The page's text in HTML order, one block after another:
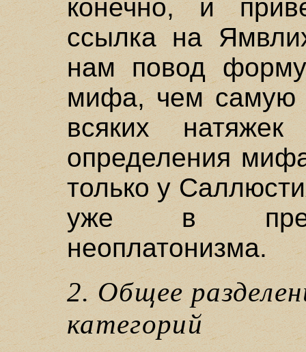
конечно, и
ссылка на
нам повод
мифа, чем самую
всяких натяжек
определения
только у
уже в
неоплатонизма.
2. Общее
категорий